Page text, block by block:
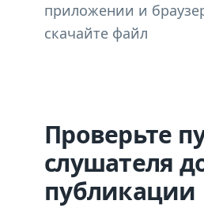
приложении и
скачайте файл
Проверьте
слушателя
публикации